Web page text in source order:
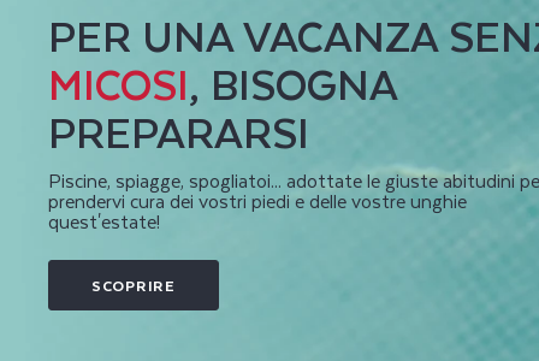
PER UNA VACANZA
MICOSI, BISOGNA
PREPARARSI
Piscine, spiagge, spogliatoi... adottate le giuste abitudini
prendervi cura dei vostri piedi e delle vostre unghie
quest'estate!
SCOPRIRE